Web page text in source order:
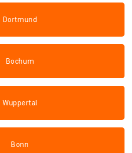
Dortmund
Bochum
Wuppertal
Bonn